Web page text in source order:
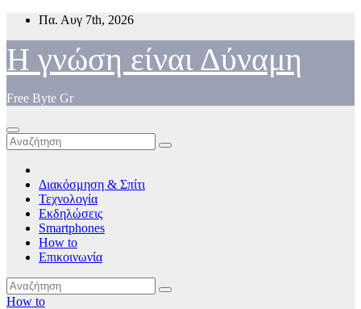
Μετάβαση
περιεχόμενο
Πα. Αυγ 7th, 2026
Η γνώση είναι Δύναμη
Free Byte Gr
Διακόσμηση & Σπίτι
Τεχνολογία
Εκδηλώσεις
Smartphones
How to
Επικοινωνία
How to